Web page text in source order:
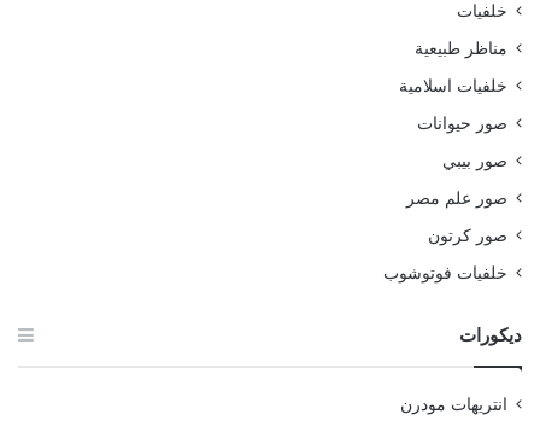
خلفيات
مناظر طبيعية
خلفيات اسلامية
صور حيوانات
صور بيبي
صور علم مصر
صور كرتون
خلفيات فوتوشوب
ديكورات
انتريهات مودرن